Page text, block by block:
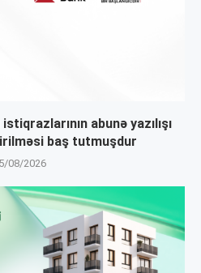
abunə yazılışı
baş tutmuşdur
08/2026